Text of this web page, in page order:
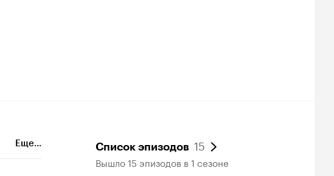
Еще... Список эпизодов 15
Вышло 15 эпизодов в 1 сезоне